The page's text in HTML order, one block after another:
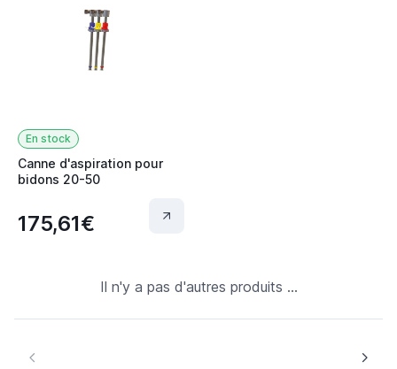
En stock
Canne d'aspiration pour
bidons 20-50
175,61€
Il n'y a pas d'autres produits ...